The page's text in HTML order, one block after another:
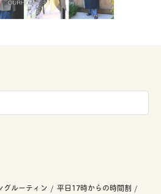
グルーティン
平日17時からの時間割